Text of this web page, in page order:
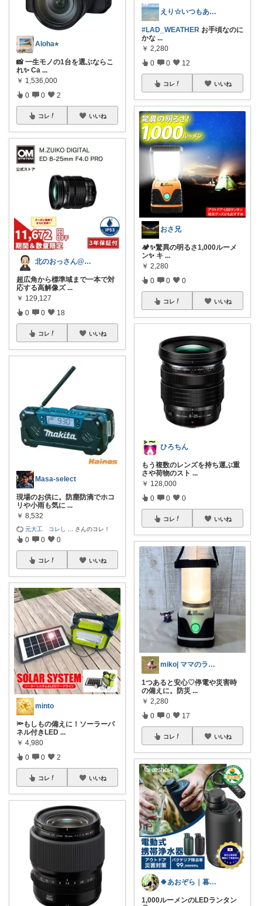
Aloha⭐︎
📸 一生モノの1台を選ぶならこ
れ✨ Ca ...
￥ 1,536,000
0 0 2
コレ いいね
北のおっさん@ガジェット好き
超広角から標準域まで一本で対
応する高解像ズ ...
￥ 129,127
0 0 18
コレ いいね
Masa-select
現場のお供に。防塵防滴でホコ
リや小雨も気に ...
￥ 8,532
元大工 コレし さんのコレ！
0 0 0
コレ いいね
minto
🔦もしもの備えに！ソーラーパ
ネル付きLED ...
￥ 4,980
0 0 2
コレ いいね
えり☆いつもありがとうございます
#LAD_WEATHER お手頃なのに
かな ...
￥ 2,280
0 0 12
コレ いいね
おさ兄
🏕️✨驚異の明るさ1,000ルーメ
ン✨ キ ...
￥ 2,280
0 0 0
コレ いいね
ひろちん
もう複数のレンズを持ち運ぶ重
さや荷物のスト ...
￥ 128,000
0 0 0
コレ いいね
miko| ママのラク家事＆大人可愛い
1つあると安心♡停電や災害時
の備えに。防災 ...
￥ 2,280
0 0 17
コレ いいね
🍀あおぞら｜暮らしのベストバイ
1,000ルーメンのLEDランタン